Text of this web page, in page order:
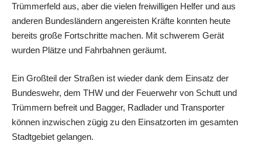
Trümmerfeld aus, aber die vielen freiwilligen Helfer und aus
anderen Bundesländern angereisten Kräfte konnten heute
bereits große Fortschritte machen. Mit schwerem Gerät
wurden Plätze und Fahrbahnen geräumt.
Ein Großteil der Straßen ist wieder dank dem Einsatz der
Bundeswehr, dem THW und der Feuerwehr von Schutt und
Trümmern befreit und Bagger, Radlader und Transporter
können inzwischen zügig zu den Einsatzorten im gesamten
Stadtgebiet gelangen.